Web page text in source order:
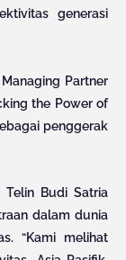
generasi
Partner
the Power of
penggerak
Telin Budi Satria
dalam dunia
“Kami melihat